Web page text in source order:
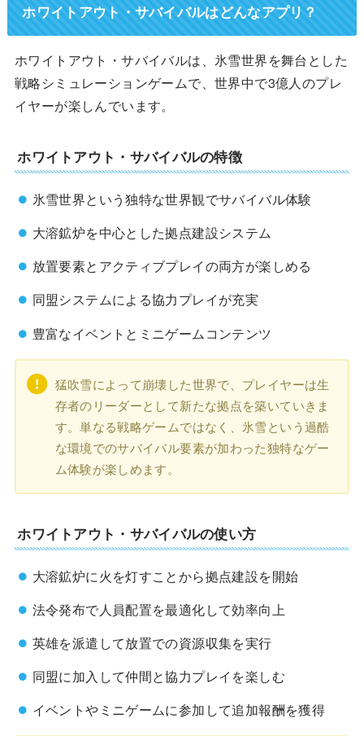
ホワイトアウト・サバイバルはどんなアプリ？
ホワイトアウト・サバイバルは、氷雪世界を舞台とした
戦略シミュレーションゲームで、世界中で3億人のプレ
イヤーが楽しんでいます。
ホワイトアウト・サバイバルの特徴
氷雪世界という独特な世界観でサバイバル体験
大溶鉱炉を中心とした拠点建設システム
放置要素とアクティブプレイの両方が楽しめる
同盟システムによる協力プレイが充実
豊富なイベントとミニゲームコンテンツ
猛吹雪によって崩壊した世界で、プレイヤーは生
存者のリーダーとして新たな拠点を築いていきま
す。単なる戦略ゲームではなく、氷雪という過酷
な環境でのサバイバル要素が加わった独特なゲー
ム体験が楽しめます。
ホワイトアウト・サバイバルの使い方
大溶鉱炉に火を灯すことから拠点建設を開始
法令発布で人員配置を最適化して効率向上
英雄を派遣して放置での資源収集を実行
同盟に加入して仲間と協力プレイを楽しむ
イベントやミニゲームに参加して追加報酬を獲得